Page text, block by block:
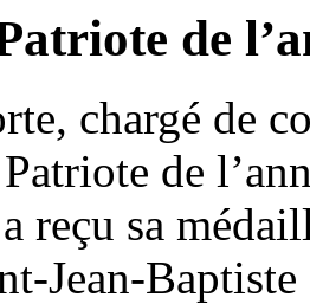
de
chargé de
de
reçu sa
Jean-